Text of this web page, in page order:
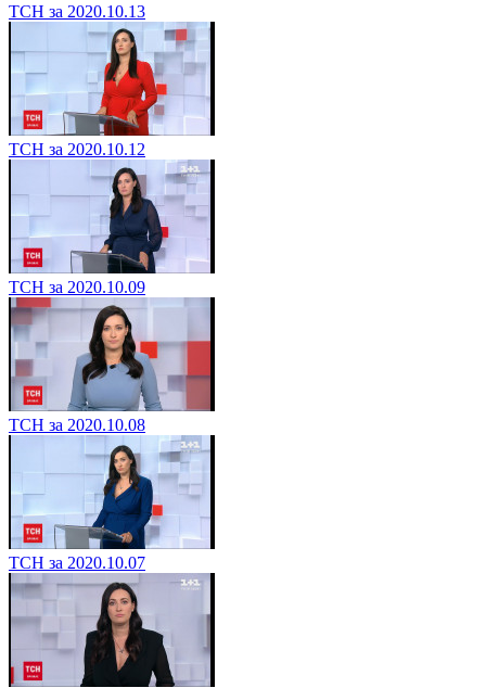
ТСН за 2020.10.13
ТСН за 2020.10.12
ТСН за 2020.10.09
ТСН за 2020.10.08
ТСН за 2020.10.07